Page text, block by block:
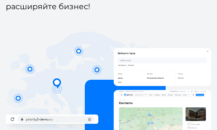
расширяйте бизнес!